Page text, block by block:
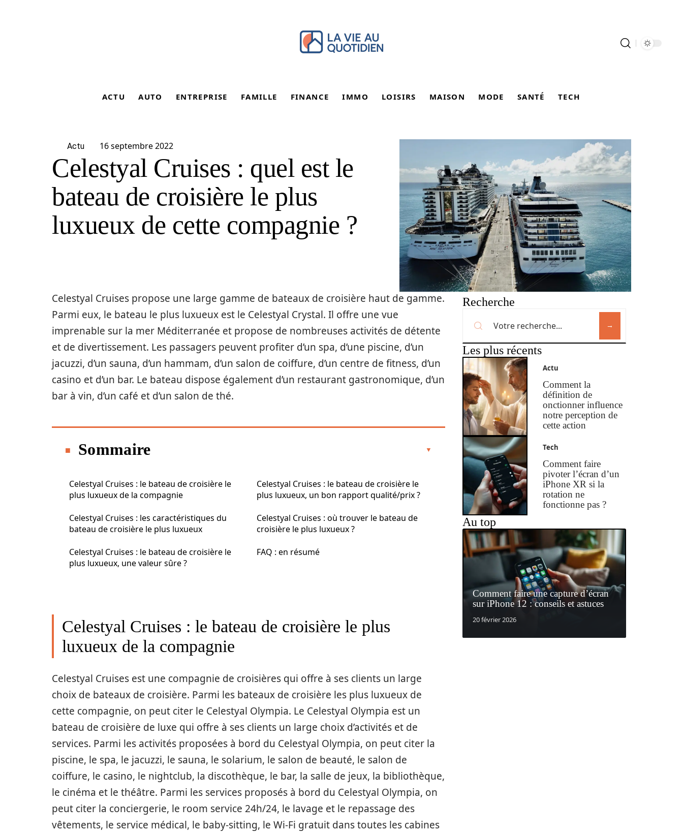
ACTU AUTO ENTREPRISE FAMILLE FINANCE IMMO LOISIRS MAISON MODE SANTÉ TECH
Actu 16 septembre 2022
Celestyal Cruises : quel est le
bateau de croisière le plus
luxueux de cette compagnie ?
Celestyal Cruises propose une large gamme de bateaux de croisière haut de gamme.
Parmi eux, le bateau le plus luxueux est le Celestyal Crystal. Il offre une vue
imprenable sur la mer Méditerranée et propose de nombreuses activités de détente
et de divertissement. Les passagers peuvent profiter d’un spa, d’une piscine, d’un
jacuzzi, d’un sauna, d’un hammam, d’un salon de coiffure, d’un centre de fitness, d’un
casino et d’un bar. Le bateau dispose également d’un restaurant gastronomique, d’un
bar à vin, d’un café et d’un salon de thé.
Sommaire
Celestyal Cruises : le bateau de croisière le
plus luxueux de la compagnie
Celestyal Cruises : les caractéristiques du
bateau de croisière le plus luxueux
Celestyal Cruises : le bateau de croisière le
plus luxueux, une valeur sûre ?
Celestyal Cruises : le bateau de croisière le
plus luxueux, un bon rapport qualité/prix ?
Celestyal Cruises : où trouver le bateau de
croisière le plus luxueux ?
FAQ : en résumé
Celestyal Cruises : le bateau de croisière le plus
luxueux de la compagnie
Celestyal Cruises est une compagnie de croisières qui offre à ses clients un large
choix de bateaux de croisière. Parmi les bateaux de croisière les plus luxueux de
cette compagnie, on peut citer le Celestyal Olympia. Le Celestyal Olympia est un
bateau de croisière de luxe qui offre à ses clients un large choix d’activités et de
services. Parmi les activités proposées à bord du Celestyal Olympia, on peut citer la
piscine, le spa, le jacuzzi, le sauna, le solarium, le salon de beauté, le salon de
coiffure, le casino, le nightclub, la discothèque, le bar, la salle de jeux, la bibliothèque,
le cinéma et le théâtre. Parmi les services proposés à bord du Celestyal Olympia, on
peut citer la conciergerie, le room service 24h/24, le lavage et le repassage des
vêtements, le service médical, le baby-sitting, le Wi-Fi gratuit dans toutes les cabines
Recherche
Les plus récents
Actu
Comment la
définition de
onctionner influence
notre perception de
cette action
Tech
Comment faire
pivoter l’écran d’un
iPhone XR si la
rotation ne
fonctionne pas ?
Au top
Comment faire une capture d’écran
sur iPhone 12 : conseils et astuces
20 février 2026